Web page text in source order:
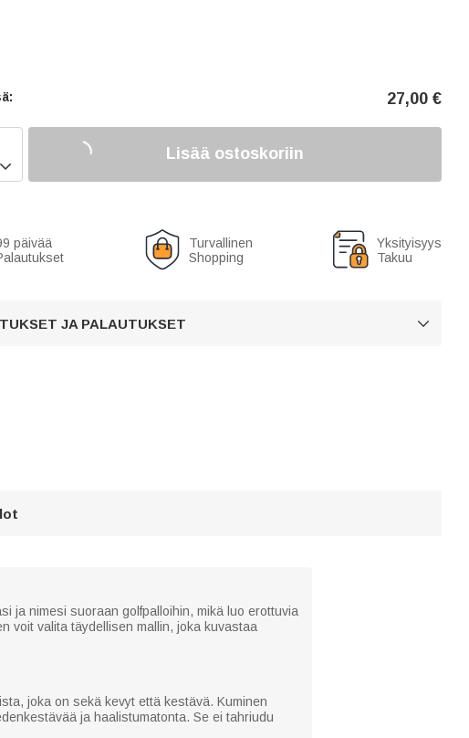
27,00 €

Lisää ostoskoriin
päivää
Turvallinen
Shopping
Yksityisyys
Takuu
JA PALAUTUKSET 
ja nimesi suoraan golfpalloihin, mikä luo erottuvia
voit valita täydellisen mallin, joka kuvastaa
joka on sekä kevyt että kestävä. Kuminen
ja haalistumatonta. Se ei tahriudu